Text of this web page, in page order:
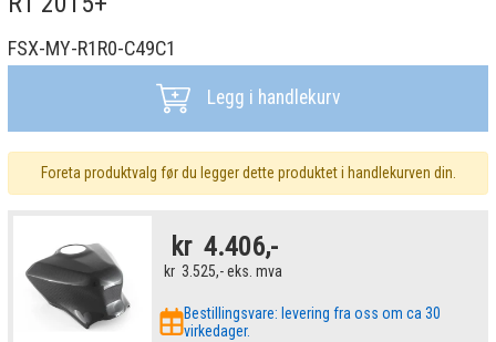
FSX-MY-R1R0-C49C1
Legg i handlekurv
Foreta produktvalg før du legger dette produktet i handlekurven din.
kr 4.406,-
kr 3.525,-eks. mva
Bestillingsvare: levering fra oss om ca 30
virkedager.